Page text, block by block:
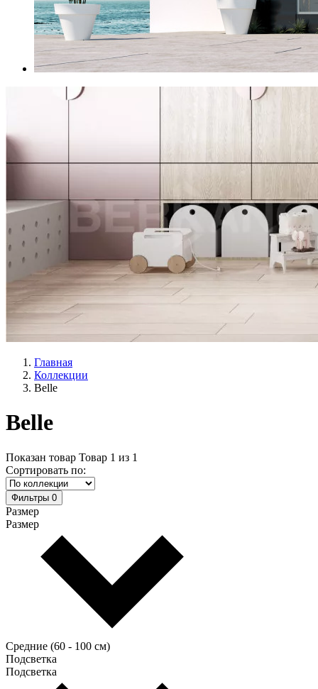
Главная
Коллекции
Belle
Belle
Показан товар Товар 1 из 1
Сортировать по:
Фильтры 0
Размер
Размер
Средние (60 - 100 см)
Подсветка
Подсветка